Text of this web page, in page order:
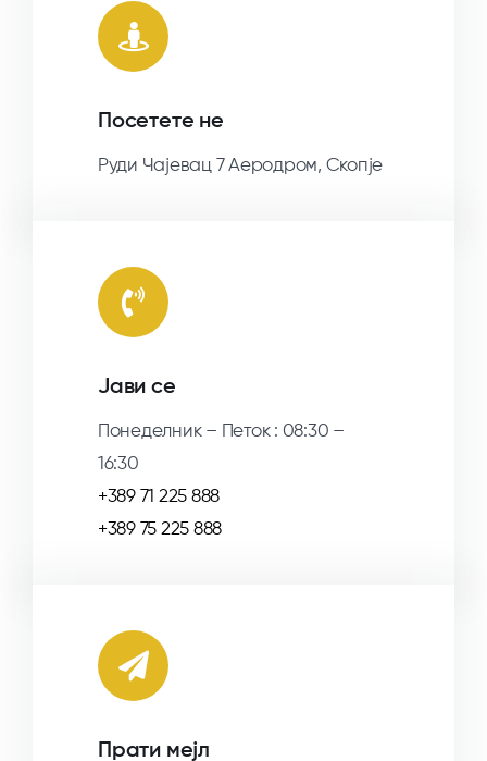
Посетете не
Руди Чајевац 7 Аеродром, Скопје
Јави се
Понеделник – Петок : 08:30 –
16:30
+389 71 225 888
+389 75 225 888
Прати мејл